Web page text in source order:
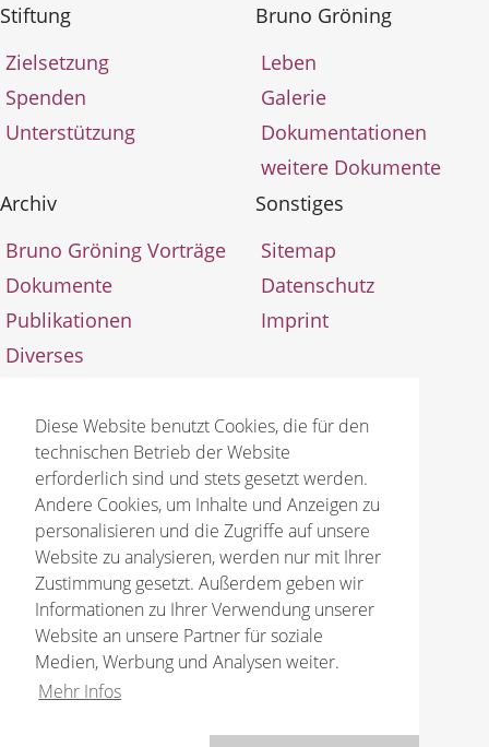
Diese Website benutzt Cookies, die für den
technischen Betrieb der Website
erforderlich sind und stets gesetzt werden.
Andere Cookies, um Inhalte und Anzeigen zu
personalisieren und die Zugriffe auf unsere
Website zu analysieren, werden nur mit Ihrer
Zustimmung gesetzt. Außerdem geben wir
Informationen zu Ihrer Verwendung unserer
Website an unsere Partner für soziale
Medien, Werbung und Analysen weiter.
Mehr Infos
Stiftung
Zielsetzung
Spenden
Unterstützung
Bruno Gröning
Leben
Galerie
Dokumentationen
weitere Dokumente
Archiv
Bruno Gröning Vorträge
Dokumente
Publikationen
Diverses
Sonstiges
Sitemap
Datenschutz
Imprint
© 2026 Bruno Gröning Stiftung